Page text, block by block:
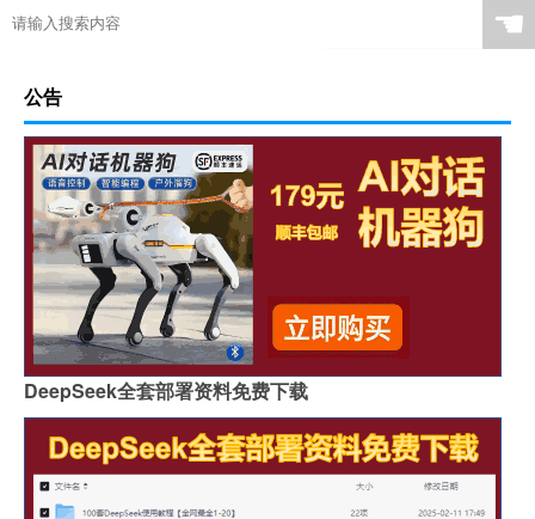
☚
公告
DeepSeek全套部署资料免费下载